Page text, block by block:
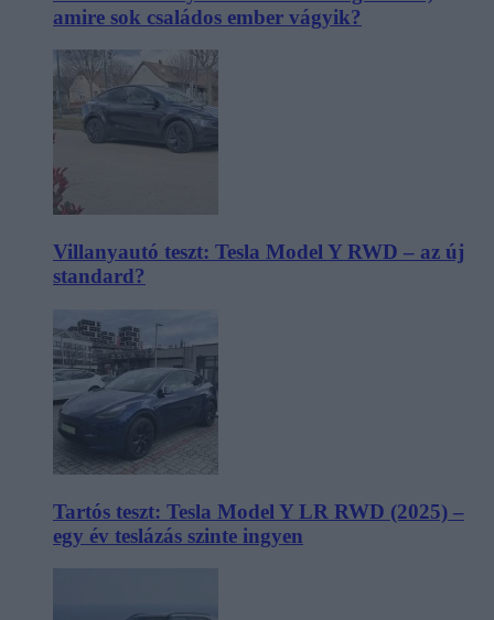
amire sok családos ember vágyik?
Villanyautó teszt: Tesla Model Y RWD – az új
standard?
Tartós teszt: Tesla Model Y LR RWD (2025) –
egy év teslázás szinte ingyen